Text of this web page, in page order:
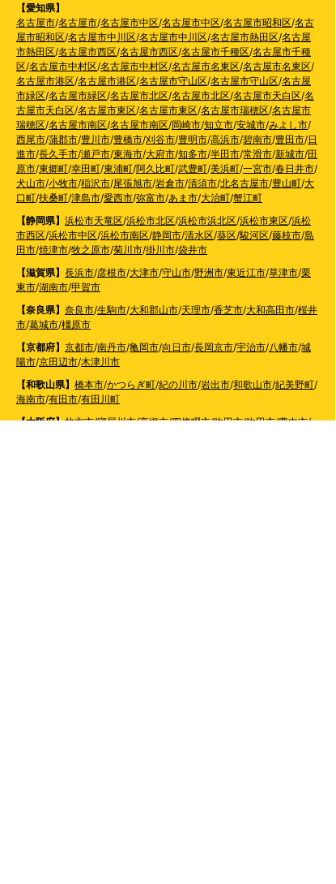
【愛知県】
名古屋市/名古屋市/名古屋市中区/名古屋市中区/名古屋市昭和区/名古
屋市昭和区/名古屋市中川区/名古屋市中川区/名古屋市熱田区/名古屋
市熱田区/名古屋市西区/名古屋市西区/名古屋市千種区/名古屋市千種
区/名古屋市中村区/名古屋市中村区/名古屋市名東区/名古屋市名東区/
名古屋市港区/名古屋市港区/名古屋市守山区/名古屋市守山区/名古屋
市緑区/名古屋市緑区/名古屋市北区/名古屋市北区/名古屋市天白区/名
古屋市天白区/名古屋市東区/名古屋市東区/名古屋市瑞穂区/名古屋市
瑞穂区/名古屋市南区/名古屋市南区/岡崎市/知立市/安城市/みよし市/
西尾市/蒲郡市/豊川市/豊橋市/刈谷市/豊明市/高浜市/碧南市/豊田市/日
進市/長久手市/瀬戸市/東海市/大府市/知多市/半田市/常滑市/新城市/田
原市/東郷町/幸田町/東浦町/阿久比町/武豊町/美浜町/一宮市/春日井市/
犬山市/小牧市/稲沢市/尾張旭市/岩倉市/清須市/北名古屋市/豊山町/大
口町/扶桑町/津島市/愛西市/弥富市/あま市/大治町/蟹江町
【静岡県】 浜松市天竜区/浜松市北区/浜松市浜北区/浜松市東区/浜松
市西区/浜松市中区/浜松市南区/静岡市/清水区/葵区/駿河区/藤枝市/島
田市/焼津市/牧之原市/菊川市/掛川市/袋井市
【滋賀県】 長浜市/彦根市/大津市/守山市/野洲市/東近江市/草津市/栗
東市/湖南市/甲賀市
【奈良県】 奈良市/生駒市/大和郡山市/天理市/香芝市/大和高田市/桜井
市/葛城市/橿原市
【京都府】 京都市/南丹市/亀岡市/向日市/長岡京市/宇治市/八幡市/城
陽市/京田辺市/木津川市
【和歌山県】 橋本市/かつらぎ町/紀の川市/岩出市/和歌山市/紀美野町/
海南市/有田市/有田川町
【大阪府】枚方市/寝屋川市/高槻市/四條畷市/吹田市/吹田市/豊中市/